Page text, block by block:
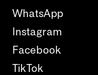
WhatsApp
Instagram
Facebook
TikTok